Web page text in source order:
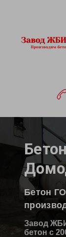
Б
Бетон
Завод
бетон с